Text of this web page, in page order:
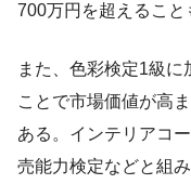
700万円を超えること
また、色彩検定1級
ことで市場価値が高
ある。インテリアコ
売能力検定などと組